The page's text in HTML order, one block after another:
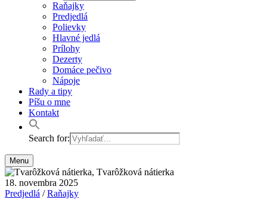
Raňajky
Predjedlá
Polievky
Hlavné jedlá
Prílohy
Dezerty
Domáce pečivo
Nápoje
Rady a tipy
Píšu o mne
Kontakt
Search for:
Menu
18. novembra 2025
Predjedlá /Raňajky